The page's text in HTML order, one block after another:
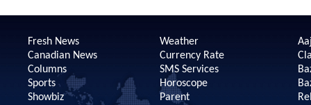
Fresh News
Canadian News
Columns
Sports
Showbiz
Weather
Currency Rate
SMS Services
Horoscope
Parent